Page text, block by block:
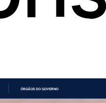
ÓRGÃOS DO GOVERNO